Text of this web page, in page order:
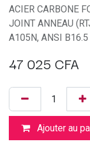
ACIER CARBONE
JOINT ANNEAU
A105N, ANSI B16.5
47 025 CFA
Ajouter au